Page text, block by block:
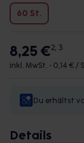
60 St.
8,25 €2, 3
inkl. MwSt. • 0,14 € /
Du erhältst
Details